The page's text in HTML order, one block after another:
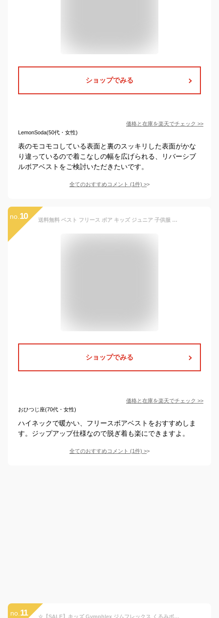
ショップでみる
価格と在庫を楽天でチェック >>
LemonSoda(50代・女性)
表のモコモコしている表面と裏のスッキリした表面がかな
り違っているので着こなしの幅を広げられる、リバーシブ
ルボアベストをご検討いただきたいです。
全てのおすすめコメント (1件) >
no. 10 送料無料 ベスト フリース ボア キッズ ジュニア 子供服 女の子 男の子 ジップアップ アウター 立襟 ハイネック ポケット付き 前開き バイカラー あったか 防寒 寒さ対策 ノースリーブ 袖なし 定番 ベーシック カジュアル おしゃれ 女児 男児 女子 男子 こども服 通園 通学
ショップでみる
価格と在庫を楽天でチェック >>
おひつじ座(70代・女性)
ハイネックで暖かい、フリースボアベストをおすすめしま
す。ジップアップ仕様なので脱ぎ着も楽にできますよ。
全てのおすすめコメント (1件) >
no. 11 ☆【SALE】キッズ Gymphlex ジムフレックス くるみボタンフードボアベスト もこもこ くるみボタン 品番：J-1142PL【20%OFF】